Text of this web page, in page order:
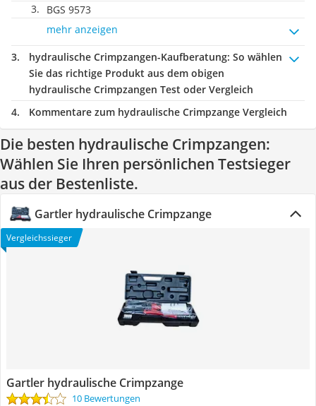
BGS 9573
mehr anzeigen
hydraulische Crimpzangen-Kaufberatung: So wählen
Sie das richtige Produkt aus dem obigen
hydraulische Crimpzangen Test oder Vergleich
Kommentare zum hydraulische Crimpzange Vergleich
Die besten hydraulische Crimpzangen:
Wählen Sie Ihren persönlichen Testsieger
aus der Bestenliste.
Gartler hydraulische Crimpzange
Vergleichssieger
Gartler hydraulische Crimpzange
10 Bewertungen